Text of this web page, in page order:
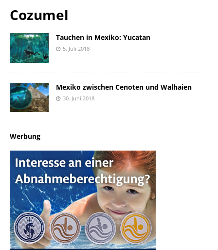
Cozumel
Tauchen in Mexiko: Yucatan
5. Juli 2018
Mexiko zwischen Cenoten und Walhaien
30. Juni 2018
Werbung